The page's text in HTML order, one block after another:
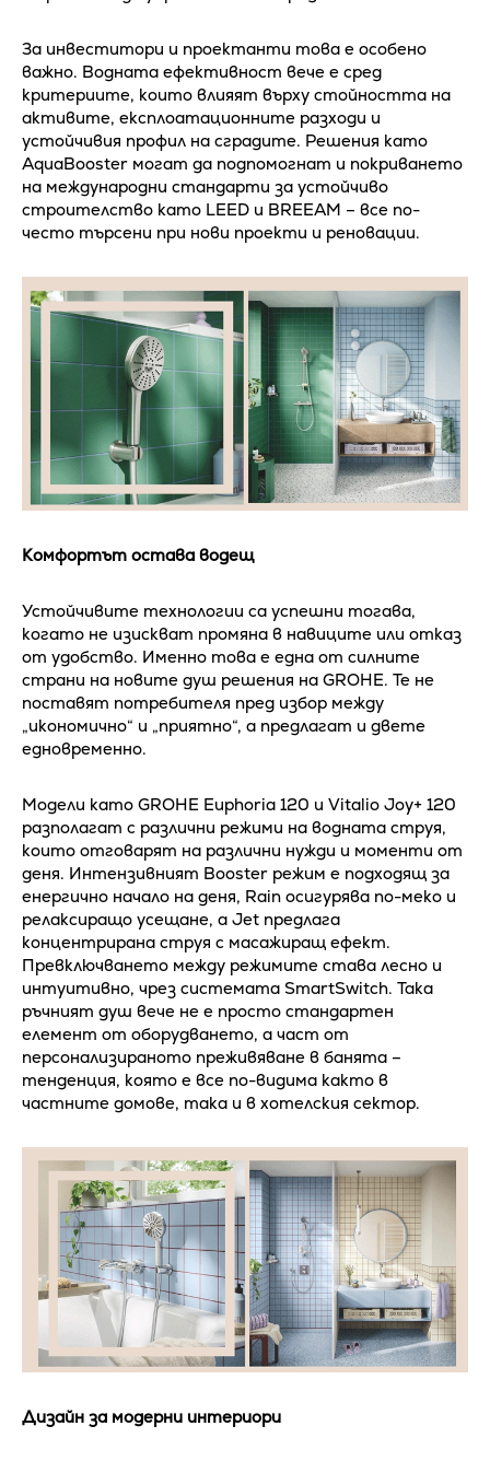
За инвеститори и проектанти това е особено
важно. Водната ефективност вече е сред
критериите, които влияят върху стойността на
активите, експлоатационните разходи и
устойчивия профил на сградите. Решения като
AquaBooster могат да подпомогнат и покриването
на международни стандарти за устойчиво
строителство като LEED и BREEAM – все по-
често търсени при нови проекти и реновации.
Комфортът остава водещ
Устойчивите технологии са успешни тогава,
когато не изискват промяна в навиците или отказ
от удобство. Именно това е една от силните
страни на новите душ решения на GROHE. Те не
поставят потребителя пред избор между
„икономично“ и „приятно“, а предлагат и двете
едновременно.
Модели като GROHE Euphoria 120 и Vitalio Joy+ 120
разполагат с различни режими на водната струя,
които отговарят на различни нужди и моменти от
деня. Интензивният Booster режим е подходящ за
енергично начало на деня, Rain осигурява по-меко и
релаксиращо усещане, а Jet предлага
концентрирана струя с масажиращ ефект.
Превключването между режимите става лесно и
интуитивно, чрез системата SmartSwitch. Така
ръчният душ вече не е просто стандартен
елемент от оборудването, а част от
персонализираното преживяване в банята –
тенденция, която е все по-видима както в
частните домове, така и в хотелския сектор.
Дизайн за модерни интериори